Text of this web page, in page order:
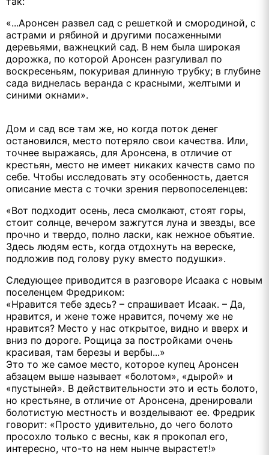
«...Аронсен развел сад с решеткой и смородиной, с
астрами и рябиной и другими посаженными
деревьями, важнецкий сад. В нем была широкая
дорожка, по которой Аронсен разгуливал по
воскресеньям, покуривая длинную трубку; в глубине
сада виднелась веранда с красными, желтыми и
синими окнами».
Дом и сад все там же, но когда поток денег
остановился, место потеряло свои качества. Или,
точнее выражаясь, для Аронсена, в отличие от
крестьян, место не имеет никаких качеств само по
себе. Чтобы исследовать эту особенность, дается
описание места с точки зрения первопоселенцев:
«Вот подходит осень, леса смолкают, стоят горы,
стоит солнце, вечером зажгутся луна и звезды, все
прочно и твердо, полно ласки, как нежное объятие.
Здесь людям есть, когда отдохнуть на вереске,
подложив под голову руку вместо подушки».
Следующее приводится в разговоре Исаака с новым
поселенцем Фредриком:
«Нравится тебе здесь? – спрашивает Исаак. – Да,
нравится, и жене тоже нравится, почему же не
нравится? Место у нас открытое, видно и вверх и
вниз по дороге. Рощица за постройками очень
красивая, там березы и вербы...»
Это то же самое место, которое купец Аронсен
абзацем выше называет «болотом», «дырой» и
«пустыней». В действительности это и есть болото,
но крестьяне, в отличие от Аронсена, дренировали
болотистую местность и возделывают ее. Фредрик
говорит: «Просто удивительно, до чего болото
просохло только с весны, как я прокопал его,
интересно, что-то на нем нынче вырастет!»